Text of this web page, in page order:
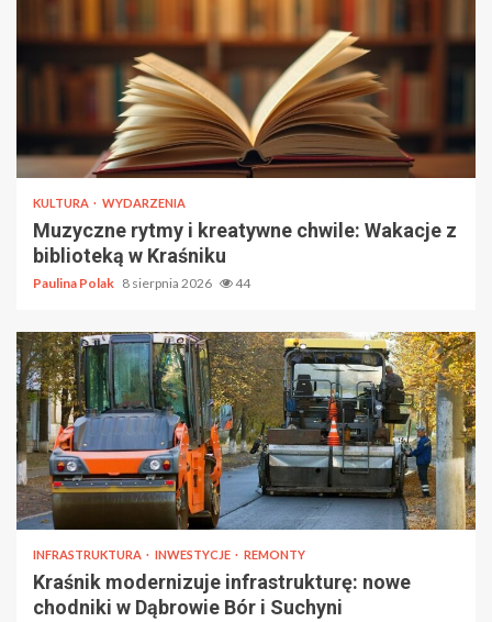
KULTURA WYDARZENIA
Muzyczne rytmy i kreatywne chwile: Wakacje z
biblioteką w Kraśniku
Paulina Polak 8 sierpnia 2026 44
INFRASTRUKTURA INWESTYCJE REMONTY
Kraśnik modernizuje infrastrukturę: nowe
chodniki w Dąbrowie Bór i Suchyni